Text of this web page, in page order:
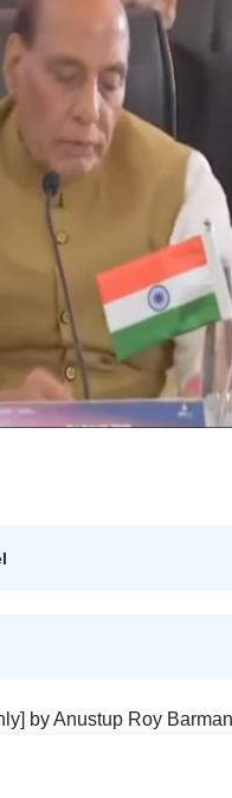
byAnustup Roy Barman